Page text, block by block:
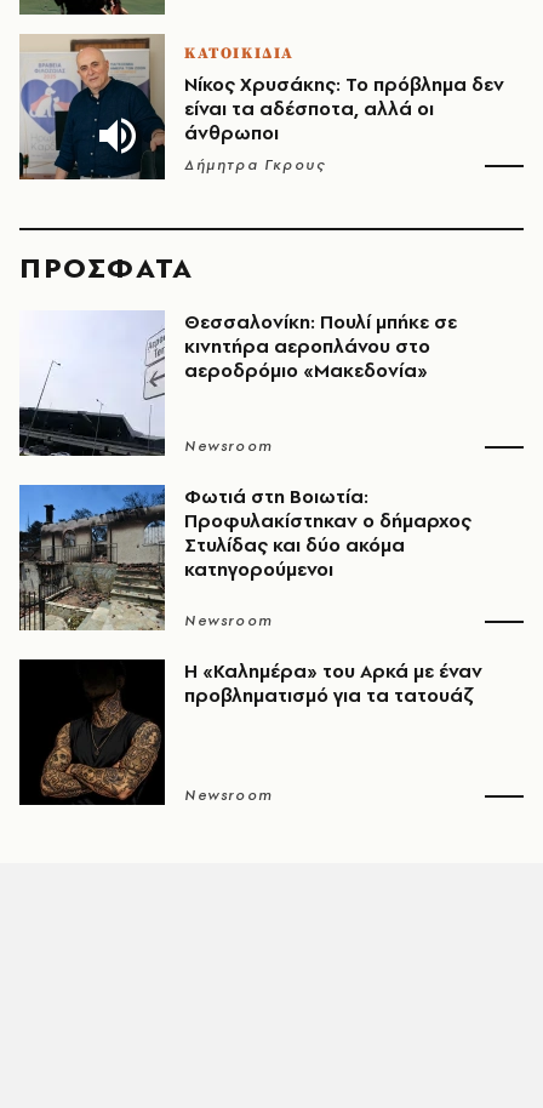
ΚΑΤΟΙΚΙΔΙΑ
Νίκος Χρυσάκης: Το πρόβλημα δεν
είναι τα αδέσποτα, αλλά οι
άνθρωποι
Δήμητρα Γκρους
ΠΡΟΣΦΑΤΑ
Θεσσαλονίκη: Πουλί μπήκε σε
κινητήρα αεροπλάνου στο
αεροδρόμιο «Μακεδονία»
Newsroom
Φωτιά στη Βοιωτία:
Προφυλακίστηκαν ο δήμαρχος
Στυλίδας και δύο ακόμα
κατηγορούμενοι
Newsroom
Η «Καλημέρα» του Αρκά με έναν
προβληματισμό για τα τατουάζ
Newsroom